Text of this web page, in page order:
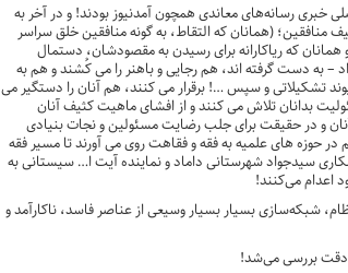
خبری رسانه‌های معاندی همچون آمدنیوز بودند! و در آخر به
منافقین؛ (همانان که التقاط، به گونه منافقین خلق سراسر
که ریاکارانه برای رسیدن به مقصودشان، دستمال
– به دست گرفته اند، هم رجایی و باهنر را می کُشند و هم به
تشکیلاتی و سپس …! برقرار می کنند، هم آنان را دستگیر می
بدانان تلاش می کنند و از افشای ماهیت کثیف آنان
و در حقیقت برای جلب رضایت مسئولین و نجات بنیادی
حوزه های علمیه به فقه و فقاهت روی می آورند تا مسیر فقه
سیدجواد شهرستانی داماد و‌ نماینده آیت ا… سیستانی به
اعدام می‌کنند!
شبکه‌سازی بسیار بسیار وسیعی از عناصر فاسد، ناکارآمد و
دقت بررسی می‌شد!